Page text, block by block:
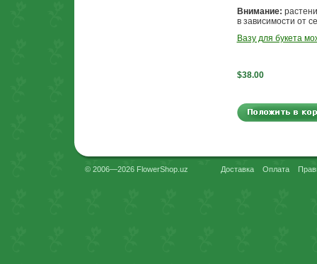
Внимание:
в зависимости от
Вазу для букета
$38.00
© 2006—2026 FlowerShop.uz Доставка Оплата